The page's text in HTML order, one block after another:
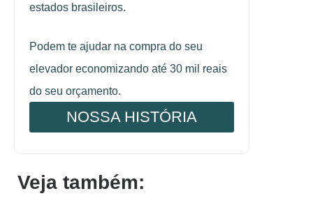
estados brasileiros.
Podem te ajudar na compra do seu
elevador economizando até 30 mil reais
do seu orçamento.
NOSSA HISTÓRIA
Veja também: